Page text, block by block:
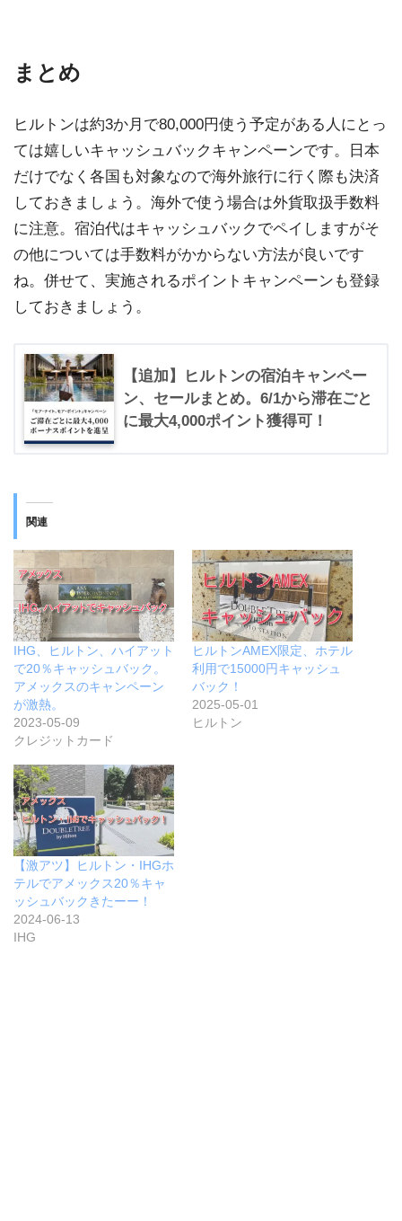
まとめ
ヒルトンは約3か月で80,000円使う予定がある人にとっ
ては嬉しいキャッシュバックキャンペーンです。日本
だけでなく各国も対象なので海外旅行に行く際も決済
しておきましょう。海外で使う場合は外貨取扱手数料
に注意。宿泊代はキャッシュバックでペイしますがそ
の他については手数料がかからない方法が良いです
ね。併せて、実施されるポイントキャンペーンも登録
しておきましょう。
【追加】ヒルトンの宿泊キャンペー
ン、セールまとめ。6/1から滞在ごと
に最大4,000ポイント獲得可！
関連
IHG、ヒルトン、ハイアット
で20％キャッシュバック。
アメックスのキャンペーン
が激熱。
2023-05-09
クレジットカード
ヒルトンAMEX限定、ホテル
利用で15000円キャッシュ
バック！
2025-05-01
ヒルトン
【激アツ】ヒルトン・IHGホ
テルでアメックス20％キャ
ッシュバックきたーー！
2024-06-13
IHG